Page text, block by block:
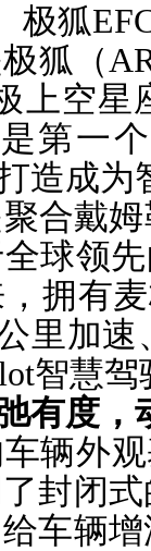
极狐
狐（
上空
第一
造成
合戴
球领
拥有
里加
智慧
有度，
辆外
封闭
车辆